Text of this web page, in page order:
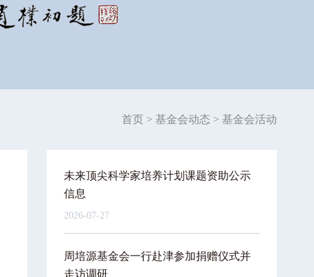
首页 >基金会动态 >基金会活动
未来顶尖科学家培养计划课题资助公示
信息
2026-07-27
周培源基金会一行赴津参加捐赠仪式并
走访调研